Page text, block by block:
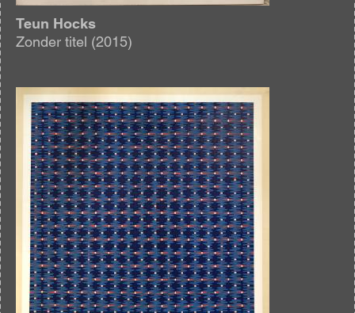
Teun Hocks
Zonder titel (2015)
Afbeelding